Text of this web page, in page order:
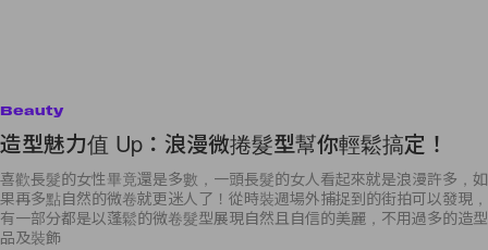
Beauty
造型魅力值 Up：浪漫微捲髮型幫你輕鬆搞定！
喜歡長髮的女性畢竟還是多數，一頭長髮的女人看起來就是浪漫許多，如
果再多點自然的微卷就更迷人了！從時裝週場外捕捉到的街拍可以發現，
有一部分都是以蓬鬆的微卷髮型展現自然且自信的美麗，不用過多的造型
品及裝飾